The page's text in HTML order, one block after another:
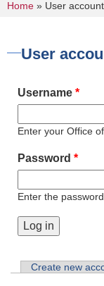
You are
Home » User account
User
Username *
Enter your Office
Password *
Enter the
Primary
Create new